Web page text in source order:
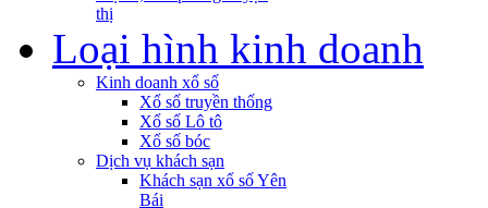
thị
Loại hình kinh doanh
Kinh doanh xổ số
Xổ số truyền thống
Xổ số Lô tô
Xổ số bóc
Dịch vụ khách sạn
Khách sạn xổ số Yên
Bái